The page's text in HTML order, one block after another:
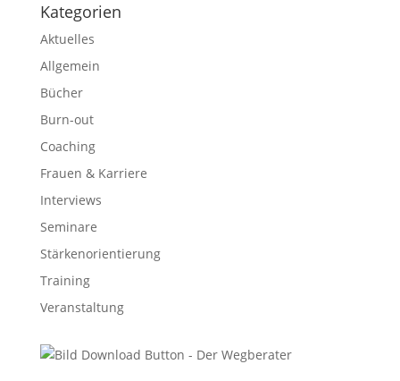
Kategorien
Aktuelles
Allgemein
Bücher
Burn-out
Coaching
Frauen & Karriere
Interviews
Seminare
Stärkenorientierung
Training
Veranstaltung